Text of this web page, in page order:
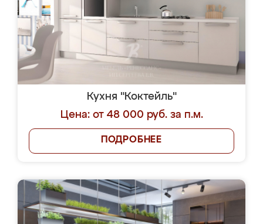
Кухня "Коктейль"
Цена: от 48 000 руб. за п.м.
ПОДРОБНЕЕ